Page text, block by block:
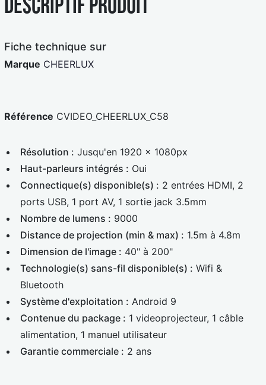
u
Fiche technique sur
Marque CHEERLUX
Référence CVIDEO_CHEERLUX_C58
Résolution : Jusqu'en 1920 x 1080px
Haut-parleurs intégrés : Oui
Connectique(s) disponible(s) : 2 entrées HDMI, 2
ports USB, 1 port AV, 1 sortie jack 3.5mm
Nombre de lumens : 9000
Distance de projection (min & max) : 1.5m à 4.8m
Dimension de l'image : 40" à 200"
Technologie(s) sans-fil disponible(s) : Wifi &
Bluetooth
Système d'exploitation : Android 9
Contenue du package : 1 videoprojecteur, 1 câble
alimentation, 1 manuel utilisateur
Garantie commerciale : 2 ans